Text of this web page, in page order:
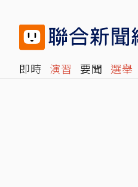
即時 演習 要聞 選舉